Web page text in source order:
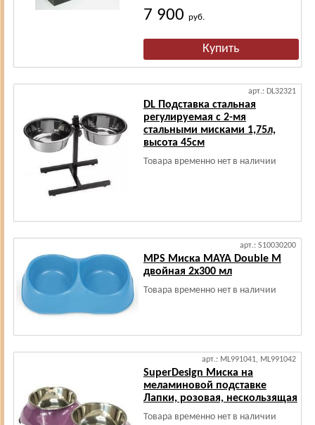
7 900 руб.
арт.: DL32321
DL Подставка стальная
регулируемая с 2-мя
стальными мисками 1,75л,
высота 45см
Товара временно нет в наличии
арт.: S10030200
MPS Миска MAYA Double M
двойная 2x300 мл
Товара временно нет в наличии
арт.: ML991041, ML991042
SuperDesign Миска на
меламиновой подставке
Лапки, розовая, нескользящая
Товара временно нет в наличии